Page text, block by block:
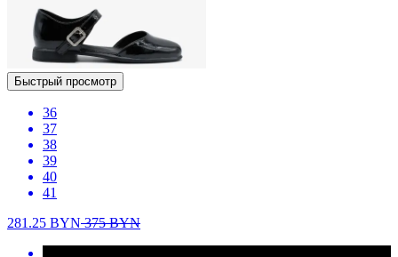
Быстрый просмотр
36
37
38
39
40
41
281.25 BYN375BYN